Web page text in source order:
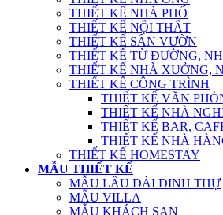
THIẾT KẾ NHÀ PHỐ
THIẾT KẾ NỘI THẤT
THIẾT KẾ SÂN VƯỜN
THIẾT KẾ TỪ ĐƯỜNG,
THIẾT KẾ NHÀ XƯỞNG,
THIẾT KẾ CÔNG TRÌNH
THIẾT KẾ VĂN
THIẾT KẾ NHÀ
THIẾT KẾ BAR,
THIẾT KẾ NHÀ
THIẾT KẾ HOMESTAY
MẪU THIẾT KẾ
MẪU LÂU ĐÀI DINH THỰ
MẪU VILLA
MẪU KHÁCH SẠN